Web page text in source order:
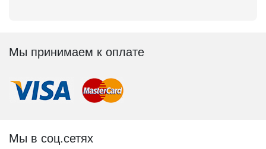
Мы принимаем к оплате
Мы в соц.сетях